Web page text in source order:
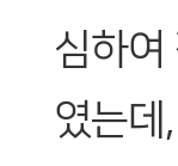
심하
였는데